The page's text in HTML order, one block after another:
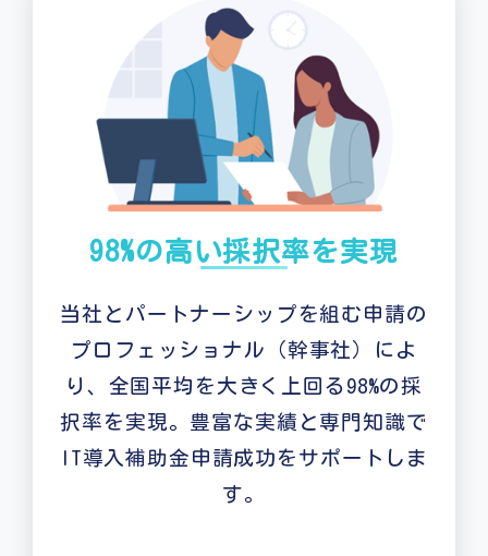
98%の高い採択率を実現
当社とパートナーシップを組む申請の
プロフェッショナル（幹事社）によ
り、全国平均を大きく上回る98%の採
択率を実現。豊富な実績と専門知識で
IT導入補助金申請成功をサポートしま
す。